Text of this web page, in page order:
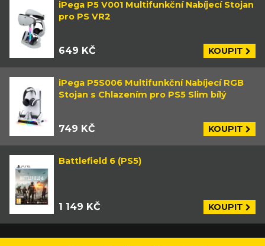
iPega P5 V001 Multifunkční Nabíjecí Stojan
pro PS VR2
649 KČ KOUPIT
iPega P5S006 Multifunkční Nabíjecí RGB
Stojan s Chlazením pro PS5 Slim bílý
749 KČ KOUPIT
Battlefield 6 (PS5)
1 149 KČ KOUPIT